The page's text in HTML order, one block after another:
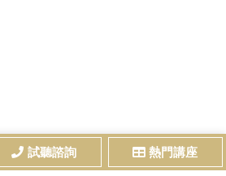
試聽諮詢 熱門講座